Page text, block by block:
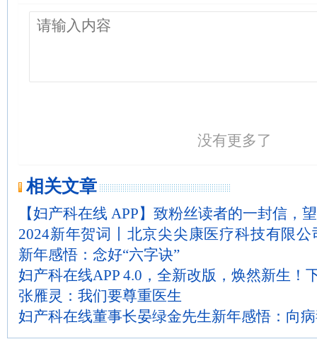
没有更多了
相关文章
【妇产科在线 APP】致粉丝读者的一封信，
2024新年贺词丨北京尖尖康医疗科技有限
新年感悟：念好“六字诀”
妇产科在线APP 4.0，全新改版，焕然新生！
张雁灵：我们要尊重医生
妇产科在线董事长晏绿金先生新年感悟：向